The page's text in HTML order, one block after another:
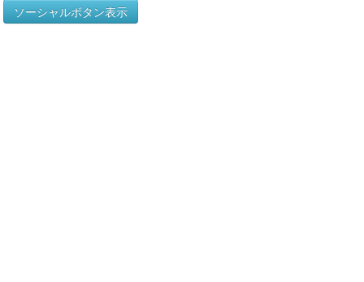
ソーシャルボタン表示